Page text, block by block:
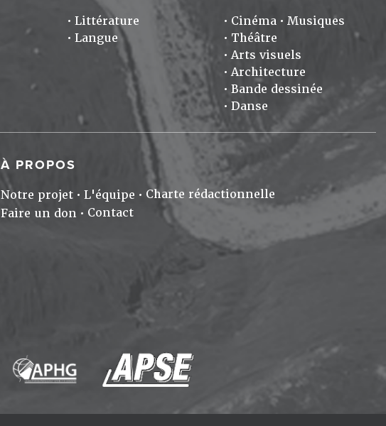
Littérature
Langue
Cinéma
Musiques
Théâtre
Arts visuels
Architecture
Bande dessinée
Danse
À PROPOS
Notre projet L'équipe
Charte rédactionnelle
Faire un don
Contact